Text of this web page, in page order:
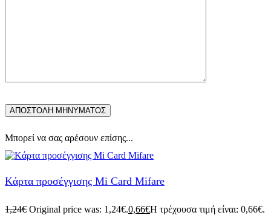
Μπορεί να σας αρέσουν επίσης...
Kάρτα προσέγγισης Mi Card Mifare
1,24€ Original price was: 1,24€.0,66€Η τρέχουσα τιμή είναι: 0,66€.